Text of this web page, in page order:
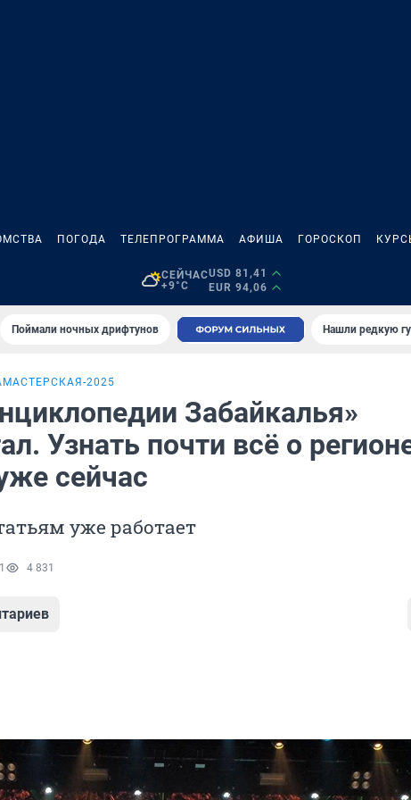
ПОГОДА ТЕЛЕПРОГРАММА АФИША ГОРОСКОП
СЕЙЧАС
+9°C
USD 81,41
EUR 94,06
Поймали ночных дрифтунов Нашли редкую
2025
Забайкалья»
Узнать почти всё о
сейчас
уже работает
4 831